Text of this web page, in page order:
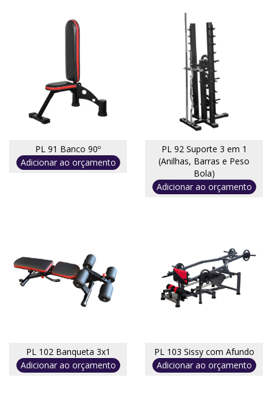
PL 91 Banco 90º
Adicionar ao orçamento
PL 92 Suporte 3 em 1
(Anilhas, Barras e Peso
Bola)
Adicionar ao orçamento
PL 102 Banqueta 3x1
Adicionar ao orçamento
PL 103 Sissy com Afundo
Adicionar ao orçamento